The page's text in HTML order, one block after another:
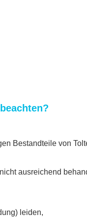
Bestandteile von
ausreichend
leiden,